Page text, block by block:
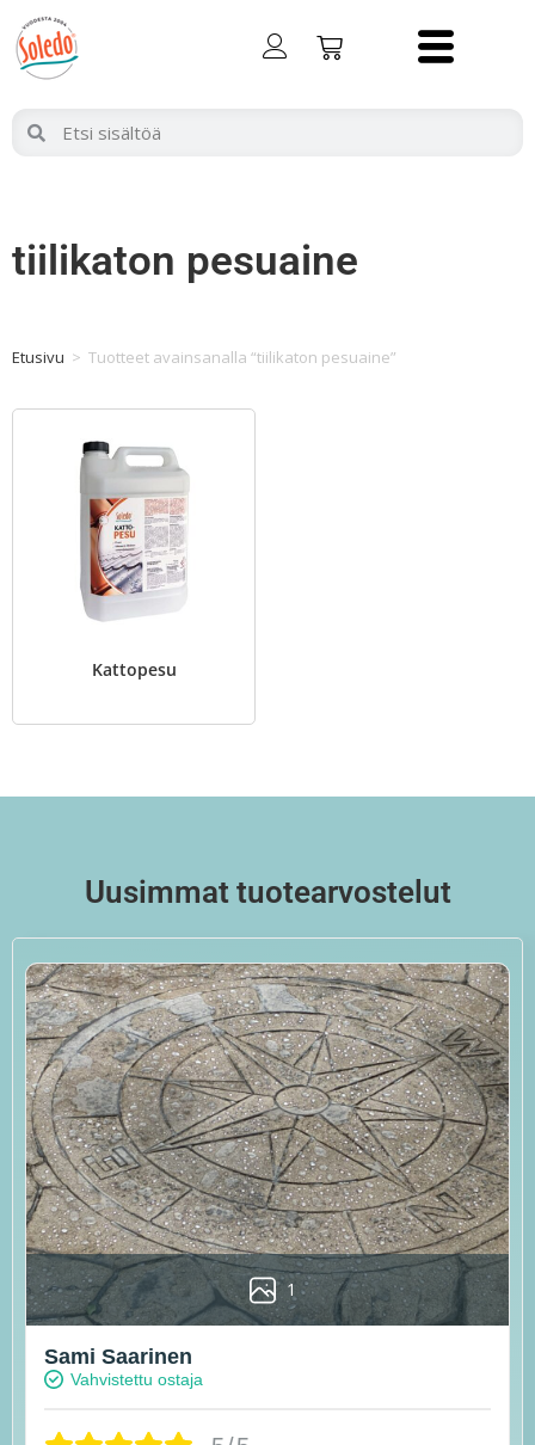
tiilikaton pesuaine
Etusivu > Tuotteet avainsanalla “tiilikaton pesuaine”
Kattopesu
Uusimmat tuotearvostelut
1
Sami Saarinen
Vahvistettu ostaja